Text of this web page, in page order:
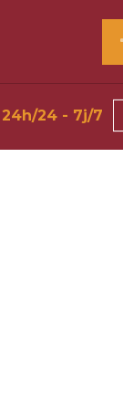
24h/24 - 7j/7